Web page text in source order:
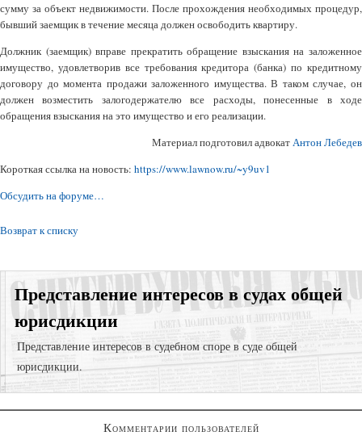
сумму за объект недвижимости. После прохождения необходимых процедур,
бывший заемщик в течение месяца должен освободить квартиру.
Должник (заемщик) вправе прекратить обращение взыскания на заложенное
имущество, удовлетворив все требования кредитора (банка) по кредитному
договору до момента продажи заложенного имущества. В таком случае, он
должен возместить залогодержателю все расходы, понесенные в ходе
обращения взыскания на это имущество и его реализации.
Материал подготовил адвокатАнтон Лебедев
Короткая ссылка на новость: https://www.lawnow.ru/~y9uv1
Обсудить на форуме…
Возврат к списку
Представление интересов в судах общей
юрисдикции
Представление интересов в судебном споре в суде общей
юрисдикции.
Суд с компанией-застройщиком;
Возврат долгов через взыскание задолженности;
Комментарии пользователей